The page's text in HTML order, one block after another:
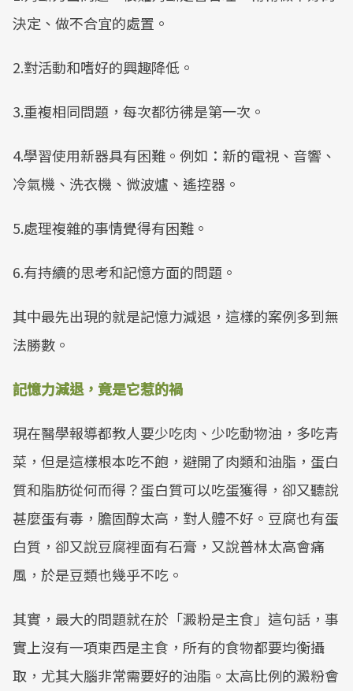
決定、做不合宜的處置。
2.對活動和嗜好的興趣降低。
3.重複相同問題，每次都彷彿是第一次。
4.學習使用新器具有困難。例如：新的電視、音響、
冷氣機、洗衣機、微波爐、遙控器。
5.處理複雜的事情覺得有困難。
6.有持續的思考和記憶方面的問題。
其中最先出現的就是記憶力減退，這樣的案例多到無
法勝數。
記憶力減退，竟是它惹的禍
現在醫學報導都教人要少吃肉、少吃動物油，多吃青
菜，但是這樣根本吃不飽，避開了肉類和油脂，蛋白
質和脂肪從何而得？蛋白質可以吃蛋獲得，卻又聽說
甚麼蛋有毒，膽固醇太高，對人體不好。豆腐也有蛋
白質，卻又說豆腐裡面有石膏，又說普林太高會痛
風，於是豆類也幾乎不吃。
其實，最大的問題就在於「澱粉是主食」這句話，事
實上沒有一項東西是主食，所有的食物都要均衡攝
取，尤其大腦非常需要好的油脂。太高比例的澱粉會